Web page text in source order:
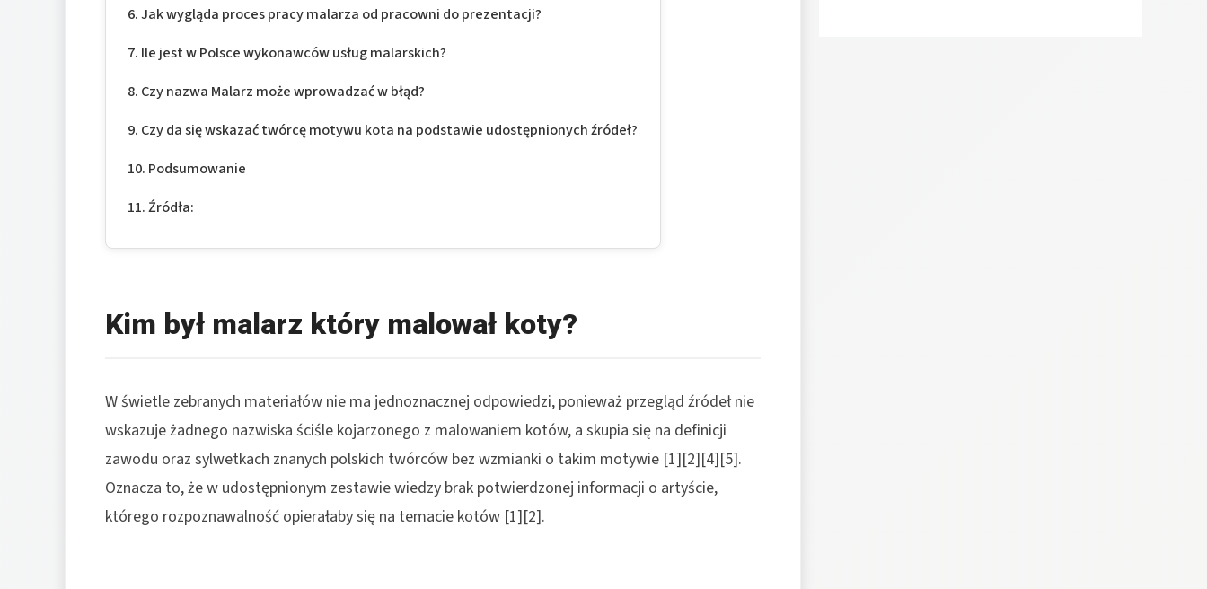
Jak wygląda proces pracy malarza od pracowni do prezentacji?
Ile jest w Polsce wykonawców usług malarskich?
Czy nazwa Malarz może wprowadzać w błąd?
Czy da się wskazać twórcę motywu kota na podstawie udostępnionych źródeł?
Podsumowanie
Źródła:
Kim był malarz który malował koty?
W świetle zebranych materiałów nie ma jednoznacznej odpowiedzi, ponieważ przegląd źródeł nie
wskazuje żadnego nazwiska ściśle kojarzonego z malowaniem kotów, a skupia się na definicji
zawodu oraz sylwetkach znanych polskich twórców bez wzmianki o takim motywie [1][2][4][5].
Oznacza to, że w udostępnionym zestawie wiedzy brak potwierdzonej informacji o artyście,
którego rozpoznawalność opierałaby się na temacie kotów [1][2].